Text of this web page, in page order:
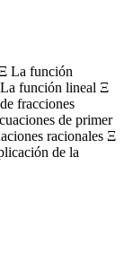
La función
función lineal Ξ
fracciones
de primer
racionales Ξ
de la